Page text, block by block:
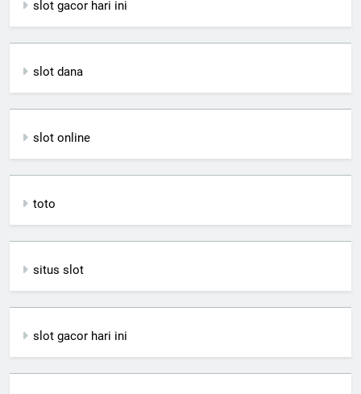
slot gacor hari ini
slot dana
slot online
toto
situs slot
slot gacor hari ini